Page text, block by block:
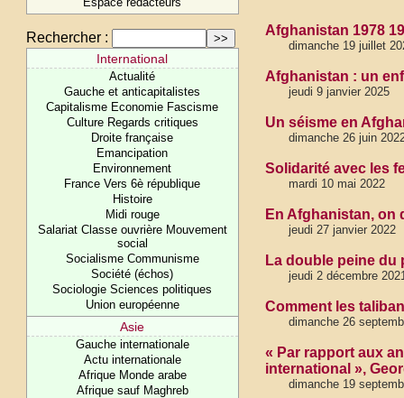
Rechercher :
International
Actualité
Gauche et anticapitalistes
Capitalisme Economie Fascisme
Culture Regards critiques
Droite française
Emancipation
Environnement
France Vers 6è république
Histoire
Midi rouge
Salariat Classe ouvrière Mouvement
social
Socialisme Communisme
Société (échos)
Sociologie Sciences politiques
Union européenne
Asie
Gauche internationale
Actu internationale
Afrique Monde arabe
Afrique sauf Maghreb
Afghanistan 1978
dimanche 19 juillet
Afghanistan : un
jeudi 9 janvier 2025
Un séisme en
dimanche 26 juin
Solidarité avec les
mardi 10 mai 2022
En Afghanistan, on
jeudi 27 janvier 2022
La double peine du
jeudi 2 décembre
Comment les
dimanche 26
« Par rapport aux
international »,
dimanche 19